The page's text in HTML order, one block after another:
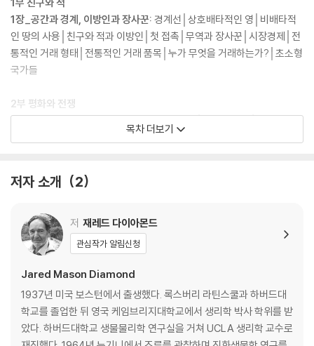
1장_공간과 경계, 이방인과 장사꾼: 경계선│상호배타적인 영│비배타적
인 땅의 사용│친구와 적과 이방인│첫 접촉│무역과 장사꾼│시장경제│전
통적인 거래 형태│전통적인 거래 품목│누가 무엇을 거래하는가?│초소형
국가들
2부 평화와 전쟁
2장_사고, 그리고 죽음에 대한 보상:어떤 사고│의식(儀式)│협상의 여
러 가정들│국가의 역할│뉴기니의 보상 방법│평생의 관계│다른 비국가
3장_작은 전쟁에 대하여:
사망률│유사점과 차이점│전쟁은 어떻게 끝나는가│유럽과의 접촉이 미
친 영향│호전적인 동물들, 평화적인 사람들│전통적인 전쟁의 동기│궁극
적인 원인│누구와 싸우는 것인가?│진주만을 잊어라
3부 어린아이와 노인
5장_어떻게 키우는가: 양육법의 비교│분만│영아살해│젖떼기와 분만 간
격│언제 수유하는가│아이와 어른의 접촉│아버지와 대리 부모│우는 아기
를 어떻게 대하는가│체벌│아이의 자주성│복합연령 놀이집단│놀이와 교
목차 더보기
저자 소개 2
저 재레드 다이아몬드
관심작가 알림신청
Jared Mason Diamond
1937년 미국 보스턴에서 출생했다. 록스버리 라틴스쿨과 하버드대
학교를 졸업한 뒤 영국 케임브리지대학교에서 생리학 박사 학위를 받
았다. 하버드대학교 생물물리학 연구실을 거쳐 UCLA 생리학 교수로